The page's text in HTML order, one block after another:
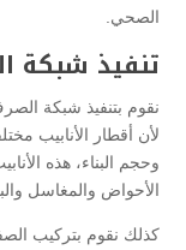
الصحي.
تنفيذ شبكة
نقوم بتنفيذ شبكة
لأن أقطار الأنابيب
وحجم البناء، هذه
الأحواض والمغاسل
كذلك نقوم بتركيب